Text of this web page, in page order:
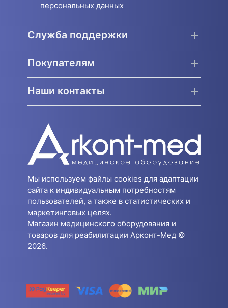
персональных данных
Служба поддержки
Покупателям
Наши контакты
Мы используем файлы cookies для адаптации
сайта к индивидуальным потребностям
пользователей, а также в статистических и
маркетинговых целях.
Магазин медицинского оборудования и
товаров для реабилитации Арконт-Мед ©
2026.